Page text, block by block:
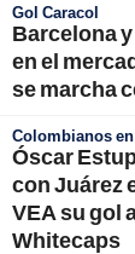
Gol Caracol
Barcelona
en el
se marcha
Colombianos
Óscar
con Juárez
VEA su gol
Whitecaps